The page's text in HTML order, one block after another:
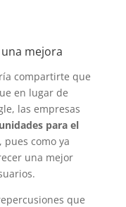
mejora
compartirte que
en lugar de
las empresas
para el
como ya
una mejor
que